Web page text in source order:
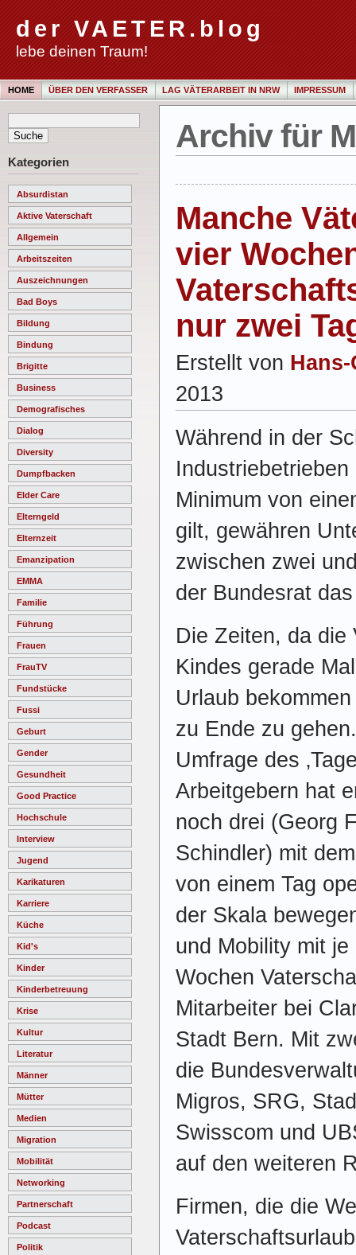
der VAETER.blog
lebe deinen Traum!
HOME ÜBER DEN VERFASSER LAG VÄTERARBEIT IN NRW IMPRESSUM
Kategorien
Absurdistan
Aktive Vaterschaft
Allgemein
Arbeitszeiten
Auszeichnungen
Bad Boys
Bildung
Bindung
Brigitte
Business
Demografisches
Dialog
Diversity
Dumpfbacken
Elder Care
Elterngeld
Elternzeit
Emanzipation
EMMA
Familie
Führung
Frauen
FrauTV
Fundstücke
Fussi
Geburt
Gender
Gesundheit
Good Practice
Hochschule
Interview
Jugend
Karikaturen
Karriere
Küche
Kid's
Kinder
Kinderbetreuung
Krise
Kultur
Literatur
Männer
Mütter
Medien
Migration
Mobilität
Networking
Partnerschaft
Podcast
Politik
Archiv für
Manche
vier
nur zwei
Erstellt von
2013
Während in der
Minimum von
gilt, gewähren
zwischen zwei
der Bundesrat
Die Zeiten, da die
Kindes gerade
Urlaub
zu Ende zu
Umfrage des
Arbeitgebern hat
noch drei (Georg
Schindler) mit
von einem Tag
der Skala
und Mobility mit
Wochen
Mitarbeiter bei
Stadt Bern. Mit
die
Migros, SRG,
Swisscom und
auf den weiteren
Firmen, die die